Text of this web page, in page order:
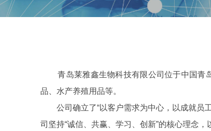
青岛莱雅鑫生物科技有限公司位于中国青岛
品、水产养殖用品等。
公司确立了“以客户需求为中心，以成就员工
司坚持“诚信、共赢、学习、创新”的核心理念